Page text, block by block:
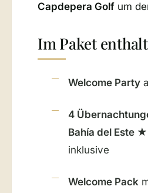
Capdepera Golf um
Im Paket
Welcome Party
4
Bahía del
inklusive
Welcome Pack